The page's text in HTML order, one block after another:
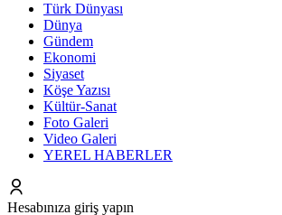
İslam Dünyası
Türk Dünyası
Dünya
Gündem
Ekonomi
Siyaset
Köşe Yazısı
Kültür-Sanat
YEREL HABERLER